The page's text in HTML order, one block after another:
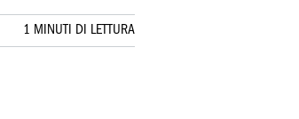
1 MINUTI DI LETTURA